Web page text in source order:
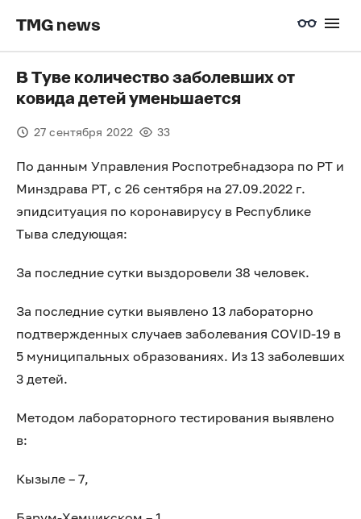
TMG news
В Туве количество заболевших от
ковида детей уменьшается
27 сентября 2022 33
По данным Управления Роспотребнадзора по РТ и
Минздрава РТ, с 26 сентября на 27.09.2022 г.
эпидситуация по коронавирусу в Республике
Тыва следующая:
За последние сутки выздоровели 38 человек.
За последние сутки выявлено 13 лабораторно
подтвержденных случаев заболевания COVID-19 в
5 муниципальных образованиях. Из 13 заболевших
3 детей.
Методом лабораторного тестирования выявлено
в:
Кызыле – 7,